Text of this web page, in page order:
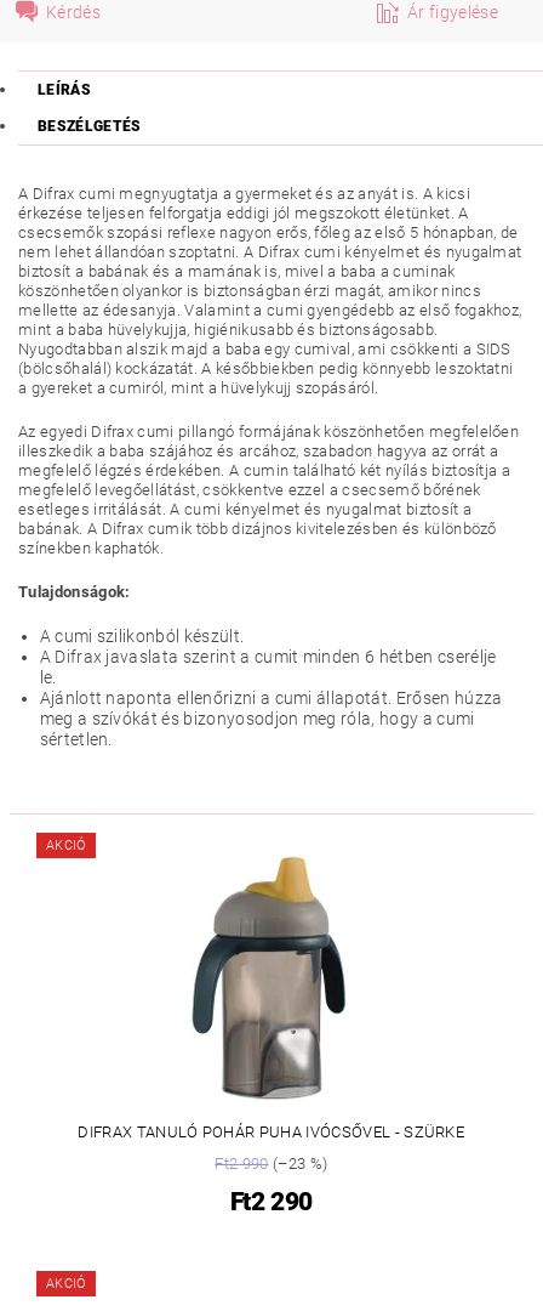
Kérdés Ár figyelése
LEÍRÁS
BESZÉLGETÉS
A Difrax cumi megnyugtatja a gyermeket és az anyát is. A kicsi
érkezése teljesen felforgatja eddigi jól megszokott életünket. A
csecsemők szopási reflexe nagyon erős, főleg az első 5 hónapban, de
nem lehet állandóan szoptatni. A Difrax cumi kényelmet és nyugalmat
biztosít a babának és a mamának is, mivel a baba a cuminak
köszönhetően olyankor is biztonságban érzi magát, amikor nincs
mellette az édesanyja. Valamint a cumi gyengédebb az első fogakhoz,
mint a baba hüvelykujja, higiénikusabb és biztonságosabb.
Nyugodtabban alszik majd a baba egy cumival, ami csökkenti a SIDS
(bölcsőhalál) kockázatát. A későbbiekben pedig könnyebb leszoktatni
a gyereket a cumiról, mint a hüvelykujj szopásáról.
Az egyedi Difrax cumi pillangó formájának köszönhetően megfelelően
illeszkedik a baba szájához és arcához, szabadon hagyva az orrát a
megfelelő légzés érdekében. A cumin található két nyílás biztosítja a
megfelelő levegőellátást, csökkentve ezzel a csecsemő bőrének
esetleges irritálását. A cumi kényelmet és nyugalmat biztosít a
babának. A Difrax cumik több dizájnos kivitelezésben és különböző
színekben kaphatók.
Tulajdonságok:
A cumi szilikonból készült.
A Difrax javaslata szerint a cumit minden 6 hétben cserélje
le.
Ajánlott naponta ellenőrizni a cumi állapotát. Erősen húzza
meg a szívókát és bizonyosodjon meg róla, hogy a cumi
sértetlen.
AKCIÓ
DIFRAX TANULÓ POHÁR PUHA IVÓCSŐVEL - SZÜRKE
Ft2 990(–23 %)
Ft2 290
AKCIÓ